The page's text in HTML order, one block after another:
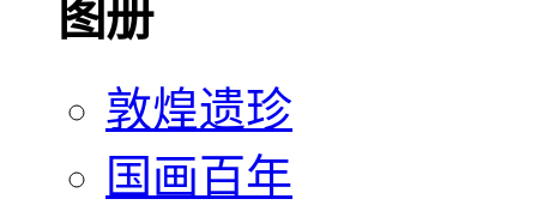
图册
敦煌遗珍
国画百年